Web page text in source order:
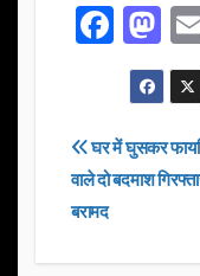
F
a
c
e
b
o
M
a
st
o
d
n
Post
घर में घुसकर
वाले दो बदमाश
बरामद